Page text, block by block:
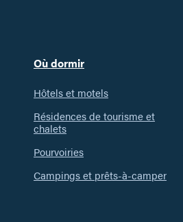
Où dormir
Hôtels et motels
Résidences de tourisme et
chalets
Pourvoiries
Campings et prêts-à-camper